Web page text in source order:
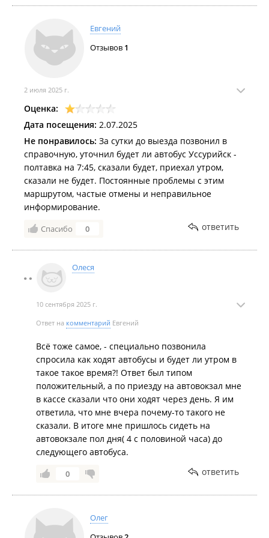
Евгений
Отзывов 1
2 июля 2025 г.
Оценка:
Дата посещения: 2.07.2025
Не понравилось: За сутки до выезда позвонил в
справочную, уточнил будет ли автобус Уссурийск -
полтавка на 7:45, сказали будет, приехал утром,
сказали не будет. Постоянные проблемы с этим
маршрутом, частые отмены и неправильное
информирование.
Спасибо 0 ответить
Олеся
10 сентября 2025 г.
Ответ на комментарий Евгений
Всё тоже самое, - специально позвонила
спросила как ходят автобусы и будет ли утром в
такое такое время?! Ответ был типом
положительный, а по приезду на автовокзал мне
в кассе сказали что они ходят через день. Я им
ответила, что мне вчера почему-то такого не
сказали. В итоге мне пришлось сидеть на
автовокзале пол дня( 4 с половиной часа) до
следующего автобуса.
0 ответить
Олег